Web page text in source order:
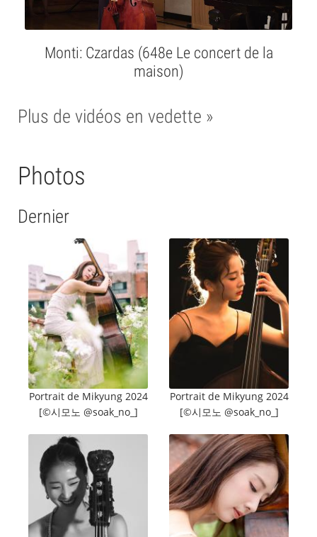
Monti: Czardas (648e Le concert de la
maison)
Plus de vidéos en vedette »
Photos
Dernier
Portrait de Mikyung 2024
[©️시모노 @soak_no_]
Portrait de Mikyung 2024
[©️시모노 @soak_no_]